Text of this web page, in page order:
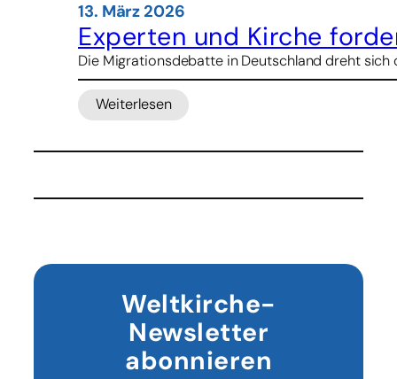
13. März 2026
Experten und Kirche
Die Migrationsdebatte in Deutschland dreht sich
Weiterlesen
:
und
in
Legalität
Weltkirche-
Newsletter
abonnieren